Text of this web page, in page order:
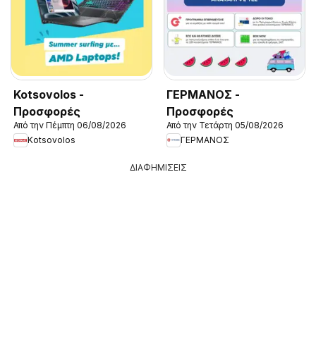
Kotsovolos -
Προσφορές
Από την Πέμπτη 06/08/2026
Kotsovolos
ΓΕΡΜΑΝΟΣ -
Προσφορές
Από την Τετάρτη 05/08/2026
ΓΕΡΜΑΝΟΣ
ΔΙΑΦΗΜΙΣΕΙΣ